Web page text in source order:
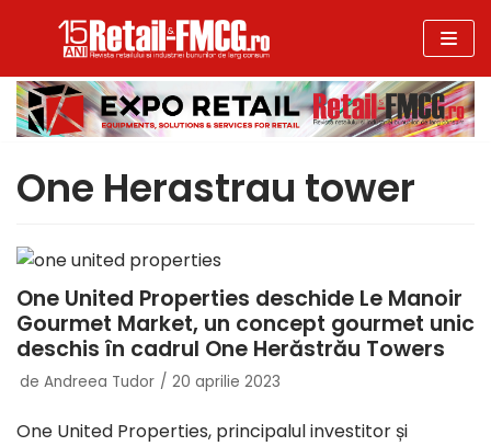
la
conținut
One Herastrau tower
One United Properties deschide Le Manoir
Gourmet Market, un concept gourmet unic
deschis în cadrul One Herăstrău Towers
de Andreea Tudor 20 aprilie 2023
One United Properties, principalul investitor și